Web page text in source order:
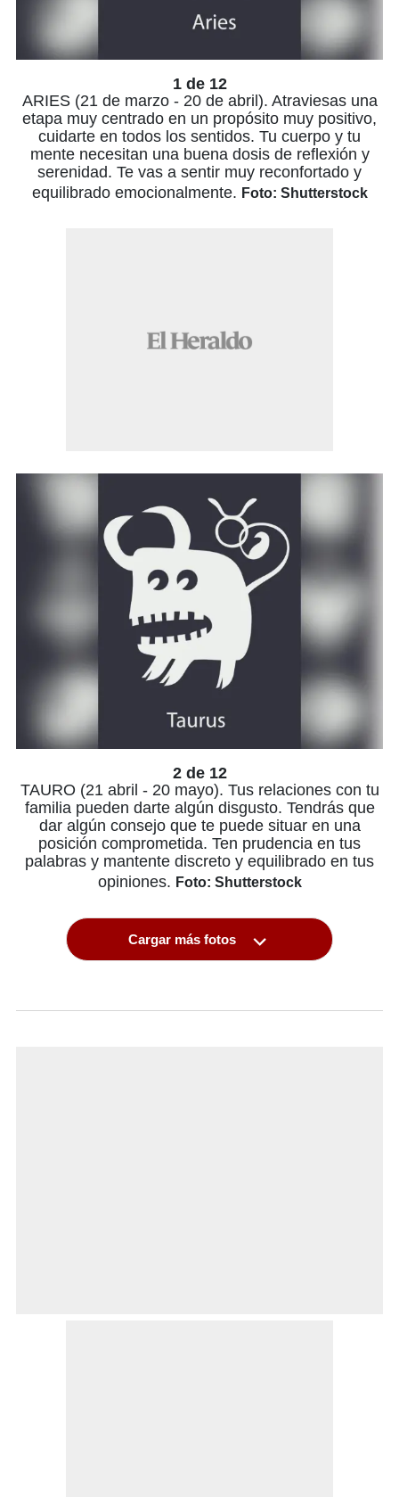
1 de 12
ARIES (21 de marzo - 20 de abril). Atraviesas una
etapa muy centrado en un propósito muy positivo,
cuidarte en todos los sentidos. Tu cuerpo y tu
mente necesitan una buena dosis de reflexión y
serenidad. Te vas a sentir muy reconfortado y
equilibrado emocionalmente. Foto: Shutterstock
2 de 12
TAURO (21 abril - 20 mayo). Tus relaciones con tu
familia pueden darte algún disgusto. Tendrás que
dar algún consejo que te puede situar en una
posición comprometida. Ten prudencia en tus
palabras y mantente discreto y equilibrado en tus
opiniones. Foto: Shutterstock
Cargar más fotos